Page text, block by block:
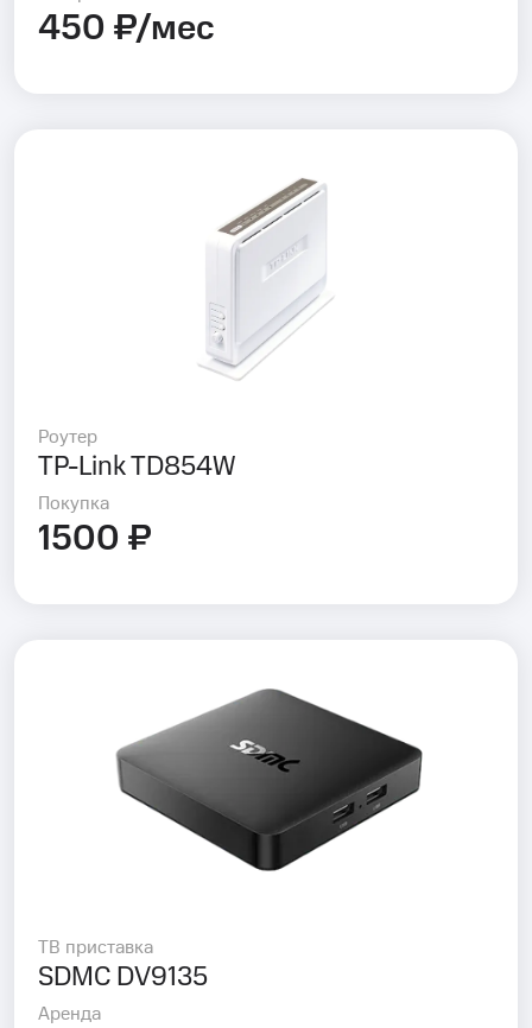
450 ₽/мес
Роутер
TP-Link TD854W
Покупка
1500 ₽
ТВ приставка
SDMC DV9135
Аренда